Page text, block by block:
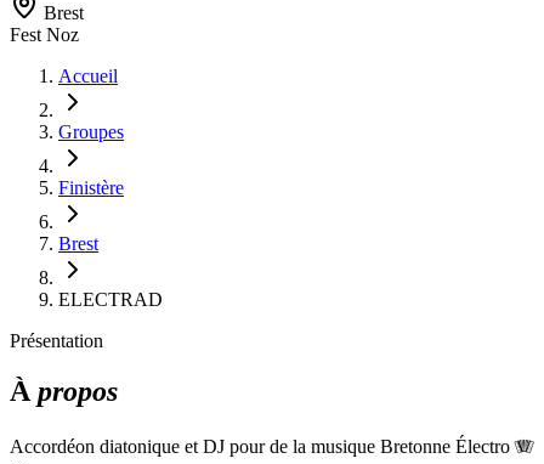
Brest
Fest Noz
Accueil
Groupes
Finistère
Brest
ELECTRAD
Présentation
Àpropos
Accordéon diatonique et DJ pour de la musique Bretonne Électro 🪗